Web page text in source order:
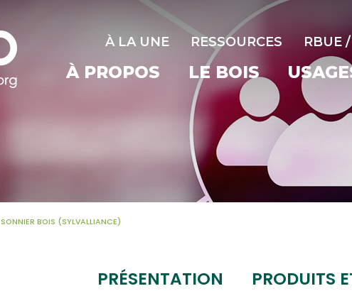
À LA UNE RESSOURCES RBUE
À PROPOS LE BOIS
SONNIER BOIS (SYLVALLIANCE)
PRÉSENTATION PRODUITS